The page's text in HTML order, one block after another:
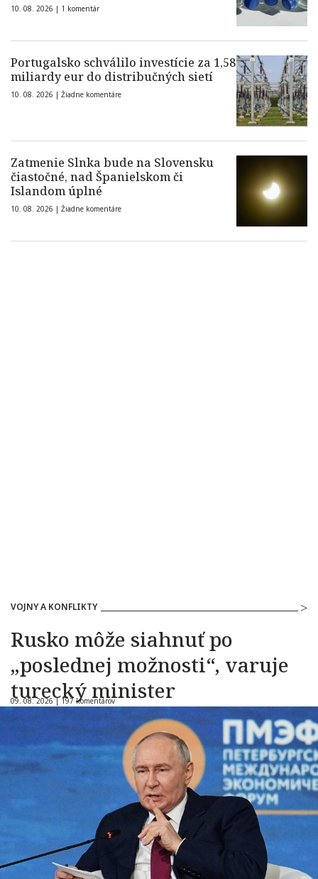
10. 08. 2026 | 1 komentár
Portugalsko schválilo investície za 1,58
miliardy eur do distribučných sietí
10. 08. 2026 | Žiadne komentáre
Zatmenie Slnka bude na Slovensku
čiastočné, nad Španielskom či
Islandom úplné
10. 08. 2026 | Žiadne komentáre
VOJNY A KONFLIKTY
Rusko môže siahnuť po
„poslednej možnosti“, varuje
turecký minister
09. 08. 2026 | 197 komentárov